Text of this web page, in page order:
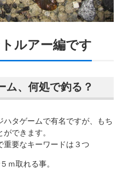
ルアー編です
ム、何処で釣る？
タゲームで有名ですが、もち
できます。
重要なキーワードは３つ
ｍ取れる事。